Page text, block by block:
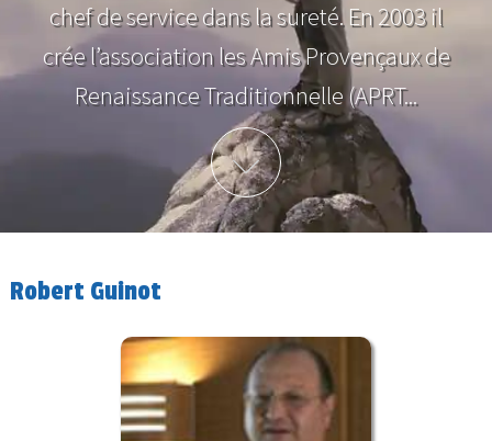
chef de service dans la sureté. En 2003 il
crée l’association les Amis Provençaux de
Renaissance Traditionnelle (APRT...
Plus d'info
Robert Guinot